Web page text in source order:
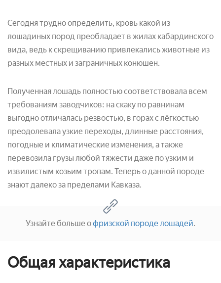
Сегодня трудно определить, кровь какой из
лошадиных пород преобладает в жилах кабардинского
вида, ведь к скрещиванию привлекались животные из
разных местных и заграничных конюшен.
Полученная лошадь полностью соответствовала всем
требованиям заводчиков: на скаку по равнинам
выгодно отличалась резвостью, в горах с лёгкостью
преодолевала узкие переходы, длинные расстояния,
погодные и климатические изменения, а также
перевозила грузы любой тяжести даже по узким и
извилистым козьим тропам. Теперь о данной породе
знают далеко за пределами Кавказа.
Узнайте больше офризской породе лошадей.
Общая характеристика